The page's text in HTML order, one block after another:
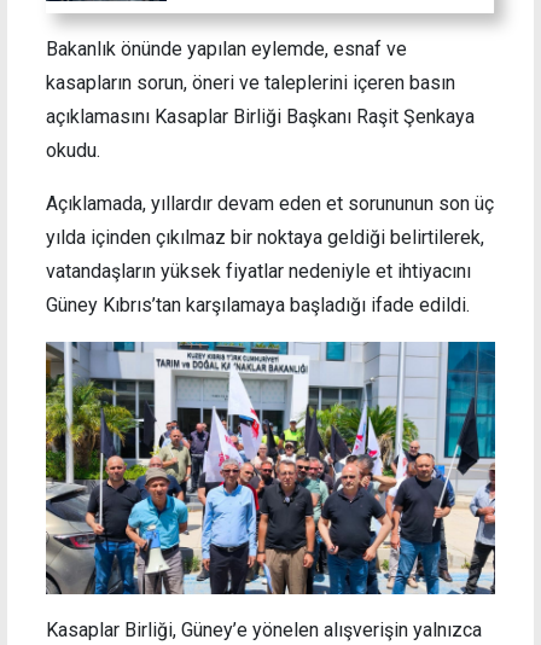
Bakanlık önünde yapılan eylemde, esnaf ve
kasapların sorun, öneri ve taleplerini içeren basın
açıklamasını Kasaplar Birliği Başkanı Raşit Şenkaya
okudu.
Açıklamada, yıllardır devam eden et sorununun son üç
yılda içinden çıkılmaz bir noktaya geldiği belirtilerek,
vatandaşların yüksek fiyatlar nedeniyle et ihtiyacını
Güney Kıbrıs’tan karşılamaya başladığı ifade edildi.
Kasaplar Birliği, Güney’e yönelen alışverişin yalnızca